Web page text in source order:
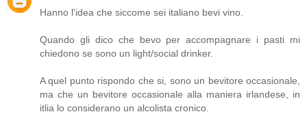
Hanno l'idea che siccome sei italiano bevi vino.
Quando gli dico che bevo per accompagnare i pasti mi
chiedono se sono un light/social drinker.
A quel punto rispondo che si, sono un bevitore occasionale,
ma che un bevitore occasionale alla maniera irlandese, in
itlia lo considerano un alcolista cronico.